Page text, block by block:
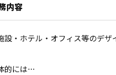
内容
設・ホテル・オフィス等のデザ
的には…